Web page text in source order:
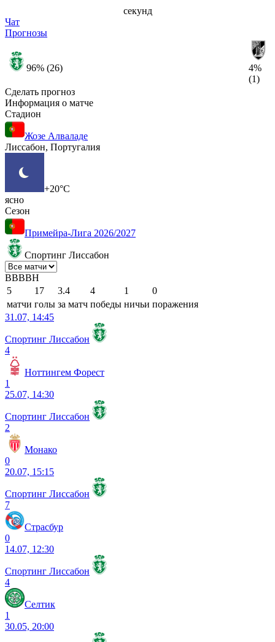
секунд
Чат
Прогнозы
96% (26)
4%
(1)
Сделать прогноз
Информация о матче
Стадион
Жозе Алваладе
Лиссабон, Португалия
+20°C
ясно
Сезон
Примейра-Лига 2026/2027
Спортинг Лиссабон
ВВВВН
5
17 3.4 4 1
0
матчи голы за матч победы ничьи поражения
31.07, 14:45
Спортинг Лиссабон
4
Ноттингем Форест
1
25.07, 14:30
Спортинг Лиссабон
2
Монако
0
20.07, 15:15
Спортинг Лиссабон
7
Страсбур
0
14.07, 12:30
Спортинг Лиссабон
4
Селтик
1
30.05, 20:00